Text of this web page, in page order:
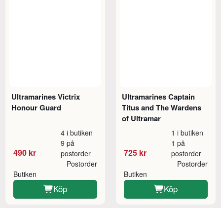
Ultramarines Victrix
Honour Guard
490 kr
4 i butiken
9 på
postorder
Butiken
Postorder
Köp
Ultramarines Captain
Titus and The Wardens
of Ultramar
725 kr
1 i butiken
1 på
postorder
Butiken
Postorder
Köp